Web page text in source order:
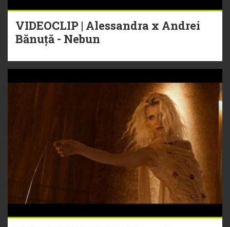
VIDEOCLIP | Alessandra x Andrei
Bănuță - Nebun